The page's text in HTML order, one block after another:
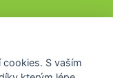
cookies. S vaším